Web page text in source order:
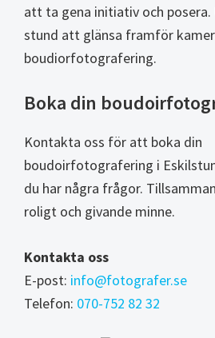
att ta gena initiativ och posera.
stund att glänsa framför
boudiorfotografering.
Boka din
Kontakta oss för att boka din
boudoirfotografering i
du har några frågor.
roligt och givande minne.
Kontakta oss
E-post: info@fotografer.se
Telefon: 070-752 82 32